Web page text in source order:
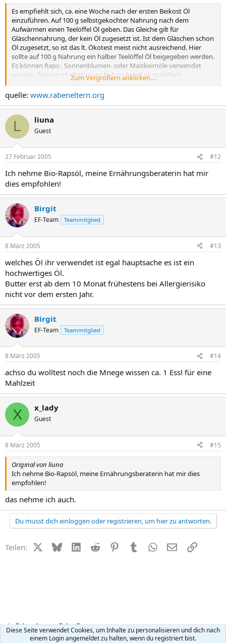
Es empfiehlt sich, ca. eine Woche nach der ersten Beikost Öl
einzuführen. Auf 100 g selbstgekochter Nahrung nach dem
Aufwärmen einen Teelöffel Öl geben. Das Gleiche gilt für
Gläschennahrung, der kein Öl zugesetzt ist. Ist dem Gläschen schon
Öl zugesetzt, so ist das lt. Ökotest meist nicht ausreichend. Hier
sollte auf 100 g Nahrung ein halber Teelöffel Öl beigegeben werden.
Es können Raps-, Sonnenblumen- oder Maiskeimöle verwendet
werden. Diese enthalten einen hohen Anteil an mehrfach
ungesättigten Fettsäuren. Auf kaltgepresste Öle sollte zunächst
verzichtet werden, weil die darin enthaltenen Peroxyde die kindliche
Zum Vergrößern anklicken....
quelle: www.rabeneltern.org
L liuna
Guest
27 Februar 2005 #12
Ich nehme Bio-Rapsöl, meine Ernährungsberaterin hat mir
dies empfohlen!
Birgit
EF-Team Teammitglied
8 März 2005 #13
welches Öl ihr verwendet ist egal hauptsache es ist ein
hochwertiges Öl.
Butter erst ab dem 10 Monat frühestens bei Allergierisiko
nicht vor dem ersten Jahr.
Birgit
EF-Team Teammitglied
8 März 2005 #14
achso du wolltest noch die Mnege wissen ca. 1 Essl für eine
Mahlzeit
X x_lady
Guest
8 März 2005 #15
Original von liuna
Ich nehme Bio-Rapsöl, meine Ernährungsberaterin hat mir dies
empfohlen!
das nehme ich auch.
Du musst dich einloggen oder registrieren, um hier zu antworten.
Teilen: X (Twitter)
BlueskyLinkedIn
Reddit PinterestTumblr WhatsApp
E-MailLink
Babynahrung + Babypflege
Diese Seite verwendet Cookies, um Inhalte zu personalisieren und dich nach
einem Login angemeldet zu halten, wenn du registriert bist.